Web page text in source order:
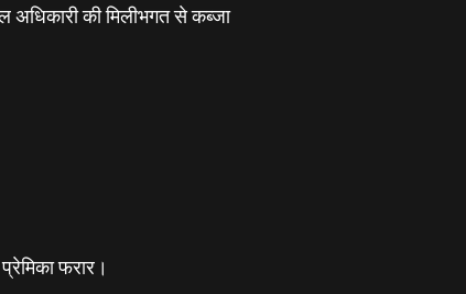
अधिकारी की मिलीभगत से कब्जा
फरार।